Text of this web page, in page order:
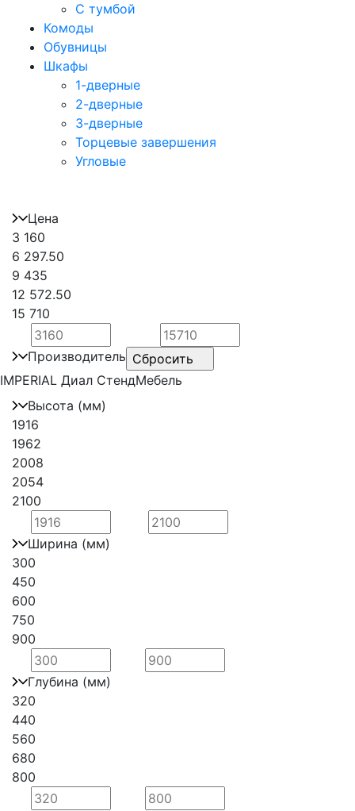
С тумбой
Комоды
Обувницы
Шкафы
1-дверные
2-дверные
3-дверные
Торцевые завершения
Угловые
Цена
3 160
6 297.50
9 435
12 572.50
15 710
Производитель
IMPERIAL Диал СтендМебель
Высота (мм)
1916
1962
2008
2054
2100
Ширина (мм)
300
450
600
750
900
Глубина (мм)
320
440
560
680
800